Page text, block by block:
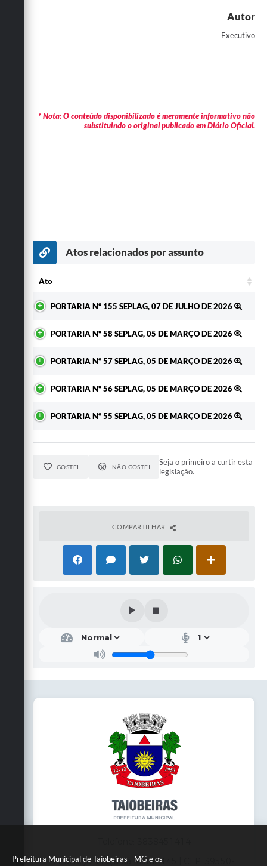
Prefeitura Municipal de Taiobeiras - MG e os
Autor
Executivo
* Nota: O conteúdo disponibilizado é meramente informativo não
substituindo o original publicado em Diário Oficial.
Atos relacionados por assunto
Ato
PORTARIA Nº 155 SEPLAG, 07 DE JULHO DE 2026
PORTARIA Nº 58 SEPLAG, 05 DE MARÇO DE 2026
PORTARIA Nº 57 SEPLAG, 05 DE MARÇO DE 2026
PORTARIA Nº 56 SEPLAG, 05 DE MARÇO DE 2026
PORTARIA Nº 55 SEPLAG, 05 DE MARÇO DE 2026
GOSTEI NÃO GOSTEI
Seja o primeiro a curtir esta
legislação.
COMPARTILHAR
Endereço: Praça da Matriz,145 | CEP: 39550-